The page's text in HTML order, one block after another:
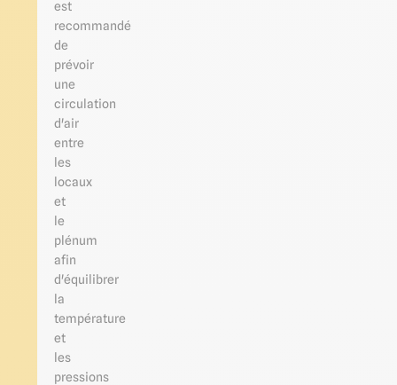
est
recommandé
de
prévoir
une
circulation
d'air
entre
les
locaux
et
le
plénum
afin
d'équilibrer
la
température
et
les
pressions